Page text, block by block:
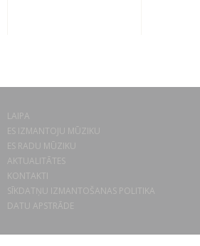
LAIPA
ES IZMANTOJU MŪZIKU
ES RADU MŪZIKU
AKTUALITĀTES
KONTAKTI
SĪKDATŅU IZMANTOŠANAS POLITIKA
DATU APSTRĀDE